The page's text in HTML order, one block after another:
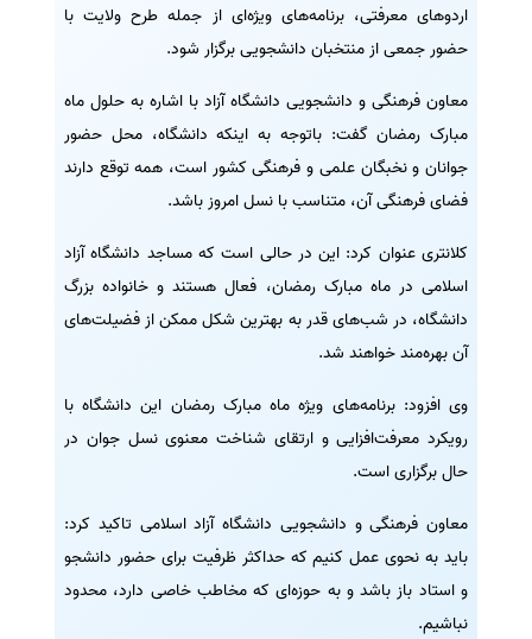
اردوهای معرفتی، برنامه‌های ویژه‌ای از جمله طرح ولایت با
حضور جمعی از منتخبان دانشجویی برگزار شود.
معاون فرهنگی و دانشجویی دانشگاه آزاد با اشاره به حلول ماه
مبارک رمضان گفت: باتوجه به اینکه دانشگاه، محل حضور
جوانان و نخبگان علمی و فرهنگی کشور است، همه توقع دارند
فضای فرهنگی آن، متناسب با نسل امروز باشد.
کلانتری عنوان کرد: این در حالی است که مساجد دانشگاه آزاد
اسلامی در ماه مبارک رمضان، فعال هستند و خانواده بزرگ
دانشگاه، در شب‌های قدر به بهترین شکل ممکن از فضیلت‌های
آن بهره‌مند خواهند شد.
وی افزود: برنامه‌های ویژه ماه مبارک رمضان این دانشگاه با
رویکرد معرفت‌افزایی و ارتقای شناخت معنوی نسل جوان در
حال برگزاری است.
معاون فرهنگی و دانشجویی دانشگاه آزاد اسلامی تاکید کرد:
باید به نحوی عمل کنیم که حداکثر ظرفیت برای حضور دانشجو
و استاد باز باشد و به حوزه‌ای که مخاطب خاصی دارد، محدود
نباشیم.